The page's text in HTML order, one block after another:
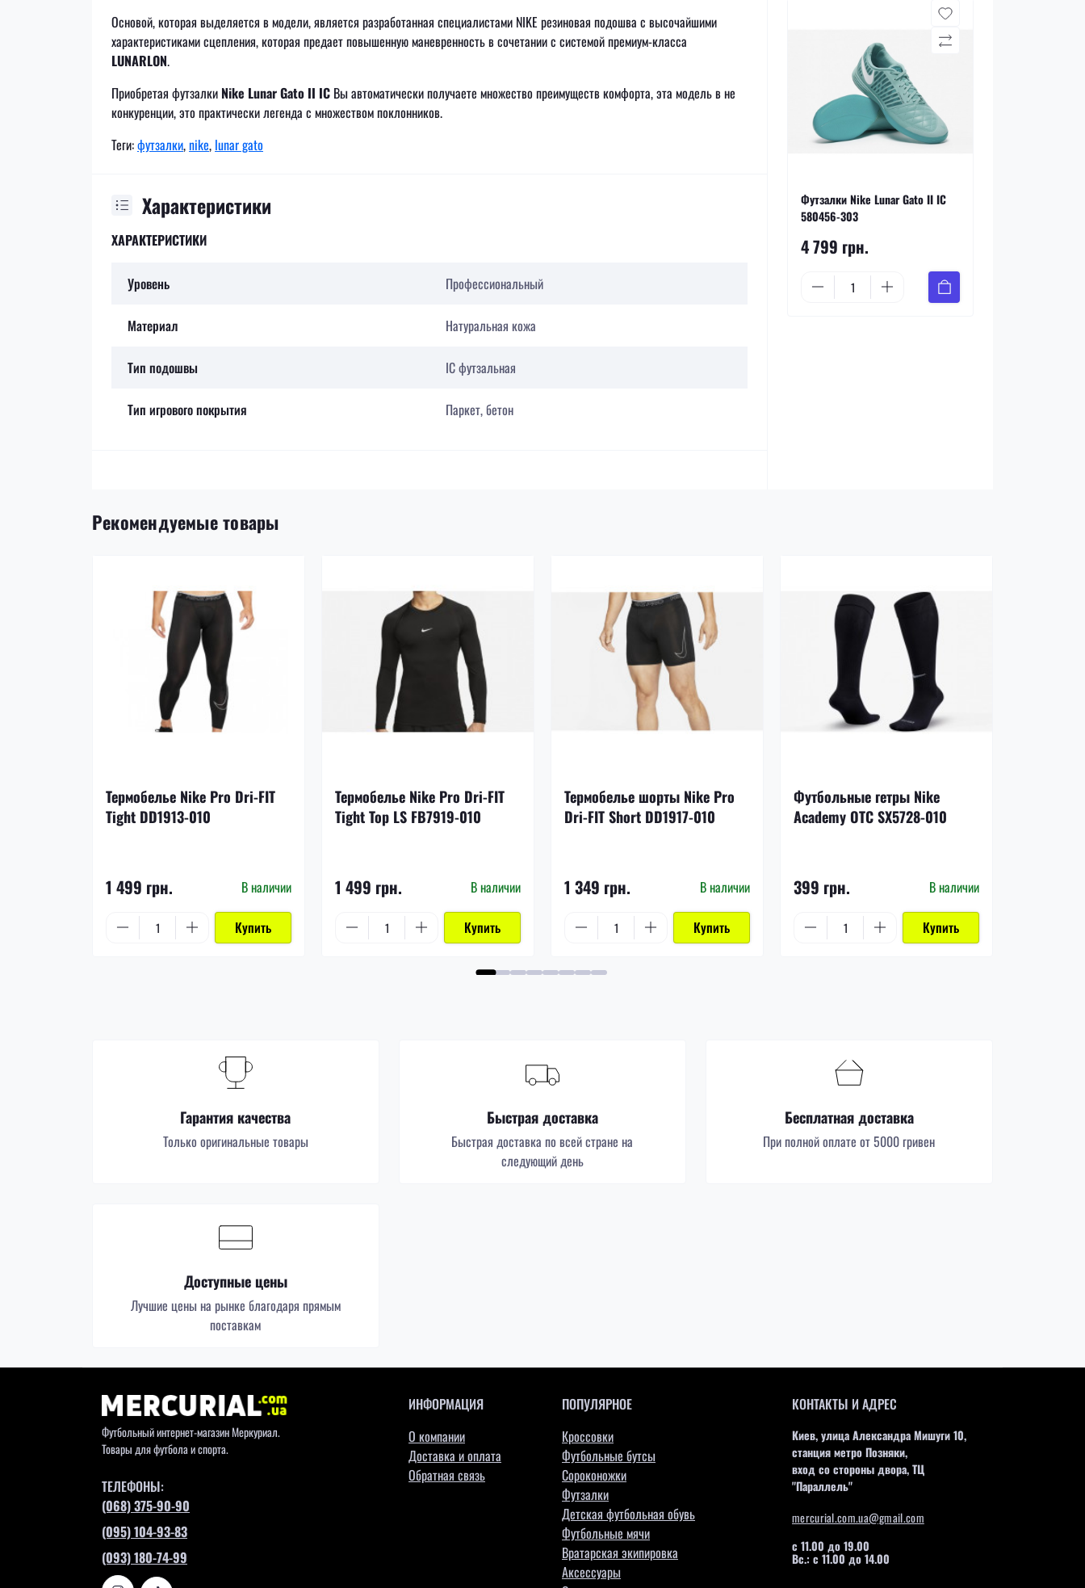
Основой, которая выделяется в модели, является разработанная специалистами NIKE резиновая подошва с высочайшими
характеристиками сцепления, которая предает повышенную маневренность в сочетании с системой премиум-класса
LUNARLON.
Приобретая футзалки Nike Lunar Gato II IC Вы автоматически получаете множество преимуществ комфорта, эта модель в не
конкуренции, это практически легенда с множеством поклонников.
Теги:футзалки,nike, lunar gato
Характеристики
ХАРАКТЕРИСТИКИ
Уровень Профессиональный
Материал Натуральная кожа
Тип подошвы IC футзальная
Тип игрового покрытия Паркет, бетон
Футзалки Nike Lunar Gato II IC
580456-303
4 799 грн.
Рекомендуемые товары
Термобелье Nike Pro Dri-FIT
Tight DD1913-010
1 499 грн. В наличии
Купить
Термобелье Nike Pro Dri-FIT
Tight Top LS FB7919-010
1 499 грн. В наличии
Купить
Термобелье шорты Nike Pro
Dri-FIT Short DD1917-010
1 349 грн. В наличии
Купить
Футбольные гетры Nike
Academy OTC SX5728-010
399 грн. В наличии
Купить
Гарантия качества
Только оригинальные товары
Быстрая доставка
Быстрая доставка по всей стране на
следующий день
Бесплатная доставка
При полной оплате от 5000 гривен
Доступные цены
Лучшие цены на рынке благодаря прямым
поставкам
Футбольный интернет-магазин Меркуриал.
Товары для футбола и спорта.
ТЕЛЕФОНЫ:
(068) 375-90-90
(095) 104-93-83
(093) 180-74-99
ИНФОРМАЦИЯ
О компании
Доставка и оплата
Обратная связь
ПОПУЛЯРНОЕ
Кроссовки
Футбольные бутсы
Сороконожки
Футзалки
Детская футбольная обувь
Футбольные мячи
Вратарская экипировка
Аксессуары
КОНТАКТЫ И АДРЕС
Киев, улица Александра Мишуги 10,
станция метро Позняки,
вход со стороны двора, ТЦ
"Параллель"
mercurial.com.ua@gmail.com
с 11.00 до 19.00
Вс.: с 11.00 до 14.00